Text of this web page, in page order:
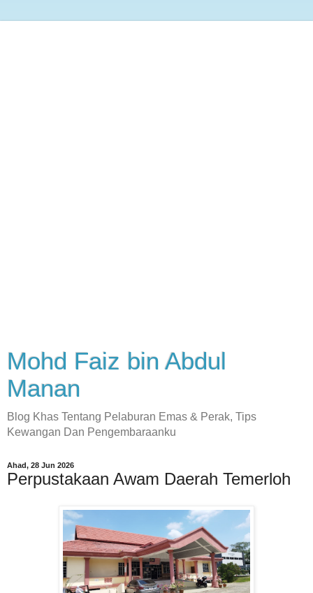
Mohd Faiz bin Abdul
Manan
Blog Khas Tentang Pelaburan Emas & Perak, Tips
Kewangan Dan Pengembaraanku
Ahad, 28 Jun 2026
Perpustakaan Awam Daerah Temerloh